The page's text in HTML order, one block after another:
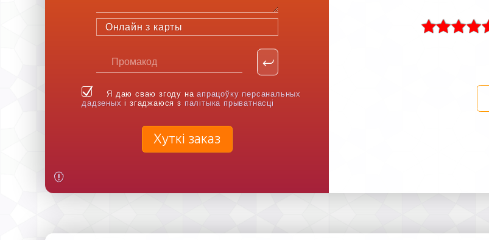
Онлайн з карты
Я даю сваю згоду наапрацоўку персанальных
дадзеных і згаджаюся з палітыка прыватнасці
Хуткі заказ